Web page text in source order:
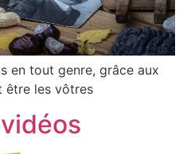
en tout genre, grâce aux
être les vôtres